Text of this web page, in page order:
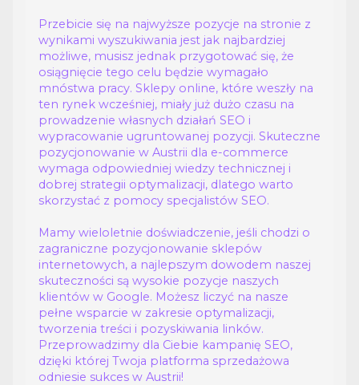
Przebicie się na najwyższe pozycje na stronie z
wynikami wyszukiwania jest jak najbardziej
możliwe, musisz jednak przygotować się, że
osiągnięcie tego celu będzie wymagało
mnóstwa pracy. Sklepy online, które weszły na
ten rynek wcześniej, miały już dużo czasu na
prowadzenie własnych działań SEO i
wypracowanie ugruntowanej pozycji. Skuteczne
pozycjonowanie w Austrii dla e-commerce
wymaga odpowiedniej wiedzy technicznej i
dobrej strategii optymalizacji, dlatego warto
skorzystać z pomocy specjalistów SEO.
Mamy wieloletnie doświadczenie, jeśli chodzi o
zagraniczne pozycjonowanie sklepów
internetowych, a najlepszym dowodem naszej
skuteczności są wysokie pozycje naszych
klientów w Google. Możesz liczyć na nasze
pełne wsparcie w zakresie optymalizacji,
tworzenia treści i pozyskiwania linków.
Przeprowadzimy dla Ciebie kampanię SEO,
dzięki której Twoja platforma sprzedażowa
odniesie sukces w Austrii!